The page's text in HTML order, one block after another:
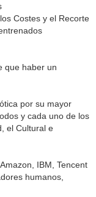
Costes y el Recorte
que haber un
por su mayor
y cada uno de los
el Cultural e
IBM, Tencent
humanos,